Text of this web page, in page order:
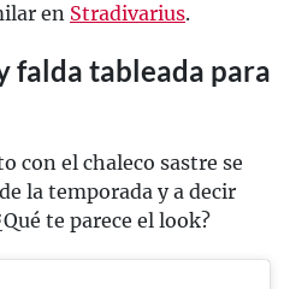
en Stradivarius.
falda tableada para
con el chaleco sastre se
la temporada y a decir
te parece el look?